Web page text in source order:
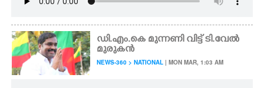
ഡി.എം.കെ മുന്നണി വിട്ട് ടി.വേൽ
മുരുകൻ
NEWS-360 > NATIONAL | MON MAR, 1:03 AM